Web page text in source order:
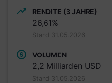
RENDITE (3 JAHRE)
26,61%
Stand 31.05.2026
VOLUMEN
2,2 Milliarden USD
Stand 31.05.2026